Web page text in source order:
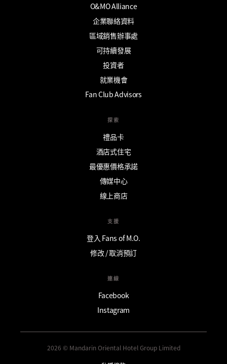
O&MO Alliance
企業聯絡資料
區域銷售辦事處
可持續發展
投資者
就業機會
Fan Club Advisors
探索
禮品卡
酒店式住宅
最優惠價格承諾
傳媒中心
線上商店
支援
登入 Fans of M.O.
修改 / 取消預訂
連線
Facebook
Instagram
2026 © Mandarin Oriental Hotel Group Limited